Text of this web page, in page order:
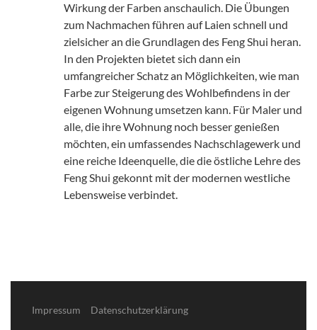
Wirkung der Farben anschaulich. Die Übungen
zum Nachmachen führen auf Laien schnell und
zielsicher an die Grundlagen des Feng Shui heran.
In den Projekten bietet sich dann ein
umfangreicher Schatz an Möglichkeiten, wie man
Farbe zur Steigerung des Wohlbefindens in der
eigenen Wohnung umsetzen kann. Für Maler und
alle, die ihre Wohnung noch besser genießen
möchten, ein umfassendes Nachschlagewerk und
eine reiche Ideenquelle, die die östliche Lehre des
Feng Shui gekonnt mit der modernen westliche
Lebensweise verbindet.
Impressum Datenschutzerklärung